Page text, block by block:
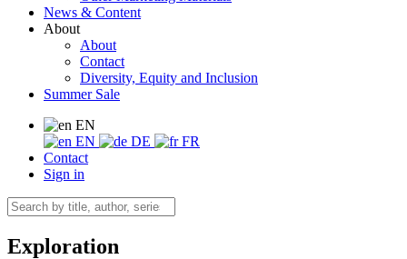
News & Content
About
About
Contact
Diversity, Equity and Inclusion
Summer Sale
EN
EN
DE
FR
Contact
Sign in
Exploration